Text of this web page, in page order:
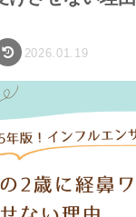
2026.01.19